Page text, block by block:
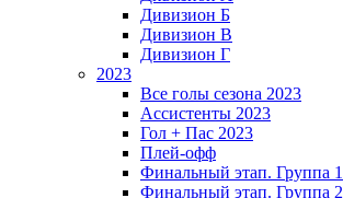
Дивизион Б
Дивизион В
Дивизион Г
2023
Все голы сезона 2023
Ассистенты 2023
Гол + Пас 2023
Плей-офф
Финальный этап. Группа 1
Финальный этап. Группа 2